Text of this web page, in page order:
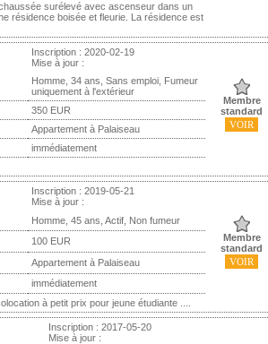
surélevé avec ascenseur dans un
résidence boisée et fleurie. La résidence est
Inscription : 2020-02-19
Mise à jour :
Homme, 34 ans, Sans emploi, Fumeur
uniquement à l'extérieur
Membre
standard
VOIR
350 EUR
Appartement à Palaiseau
immédiatement
Inscription : 2019-05-21
Mise à jour :
Homme, 45 ans, Actif, Non fumeur
Membre
standard
VOIR
100 EUR
Appartement à Palaiseau
immédiatement
à petit prix pour jeune étudiante ....
Inscription : 2017-05-20
Mise à jour :